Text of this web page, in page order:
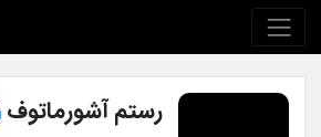
رستم آشورماتوف